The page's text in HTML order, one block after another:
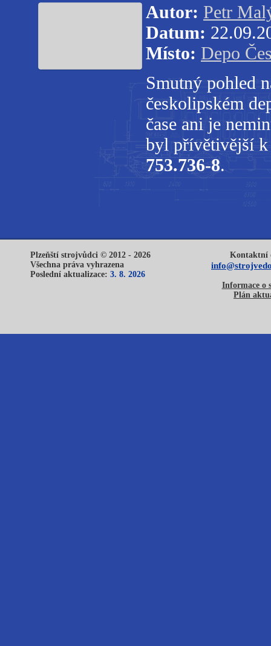
Autor: Petr
Datum:
Místo: Depo
Smutný pohled
českolipském
čase ani je
byl přívětivější k
753.736-8.
Plzeňští strojvůdci © 2012 - 2026
Všechna práva vyhrazena
Poslední aktualizace: 3. 8. 2026
Kontaktní
Informace o
Plán